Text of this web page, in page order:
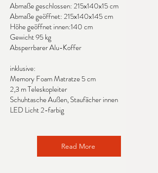
Abmaße geschlossen: 215x140x15 cm
Abmaße geöffnet: 215x140x145 cm
Höhe geöffnet innen:140 cm
Gewicht 95 kg
Absperrbarer Alu-Koffer
inklusive:
Memory Foam Matratze 5 cm
2,3 m Teleskopleiter
Schuhtasche Außen, Staufächer innen
LED Licht 2-farbig
Read More